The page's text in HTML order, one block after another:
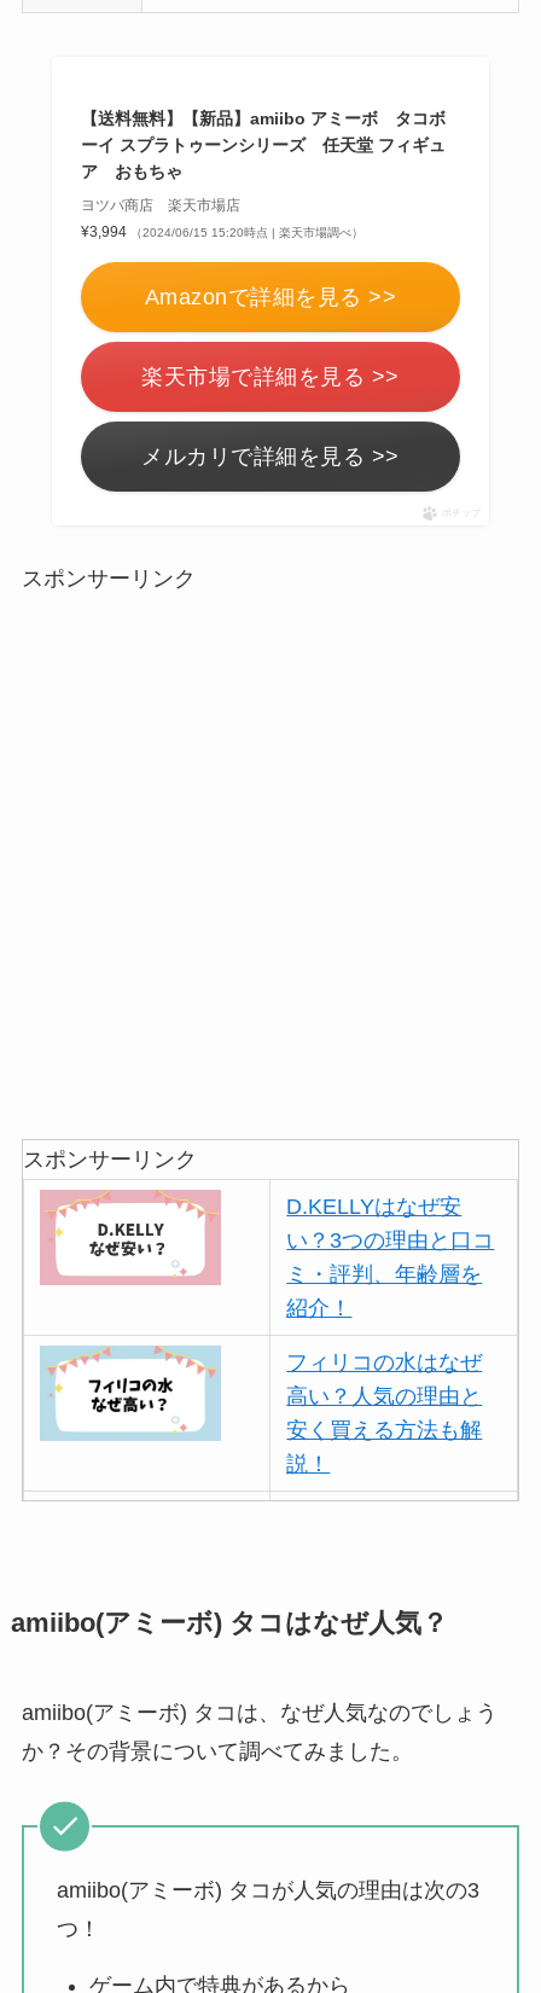
【送料無料】【新品】amiibo アミーボ タコボ
ーイ スプラトゥーンシリーズ 任天堂 フィギュ
ア おもちゃ
ヨツバ商店 楽天市場店
¥3,994
（2024/06/15 15:20時点 | 楽天市場調べ）
Amazonで詳細を見る >>
楽天市場で詳細を見る >>
メルカリで詳細を見る >>
ポチップ
スポンサーリンク
スポンサーリンク
D.KELLYはなぜ安
い？3つの理由と口コ
ミ・評判、年齢層を
紹介！
フィリコの水はなぜ
高い？人気の理由と
安く買える方法も解
説！
を紹介！
い理由は？なぜ人
気？安く買う方法も
THE STEM CELL フ
理由は？3つの理由と
amiibo(アミーボ) タコはなぜ人気？
amiibo(アミーボ) タコは、なぜ人気なのでしょう
か？その背景について調べてみました。
amiibo(アミーボ) タコが人気の理由は次の3
つ！
ゲーム内で特典があるから